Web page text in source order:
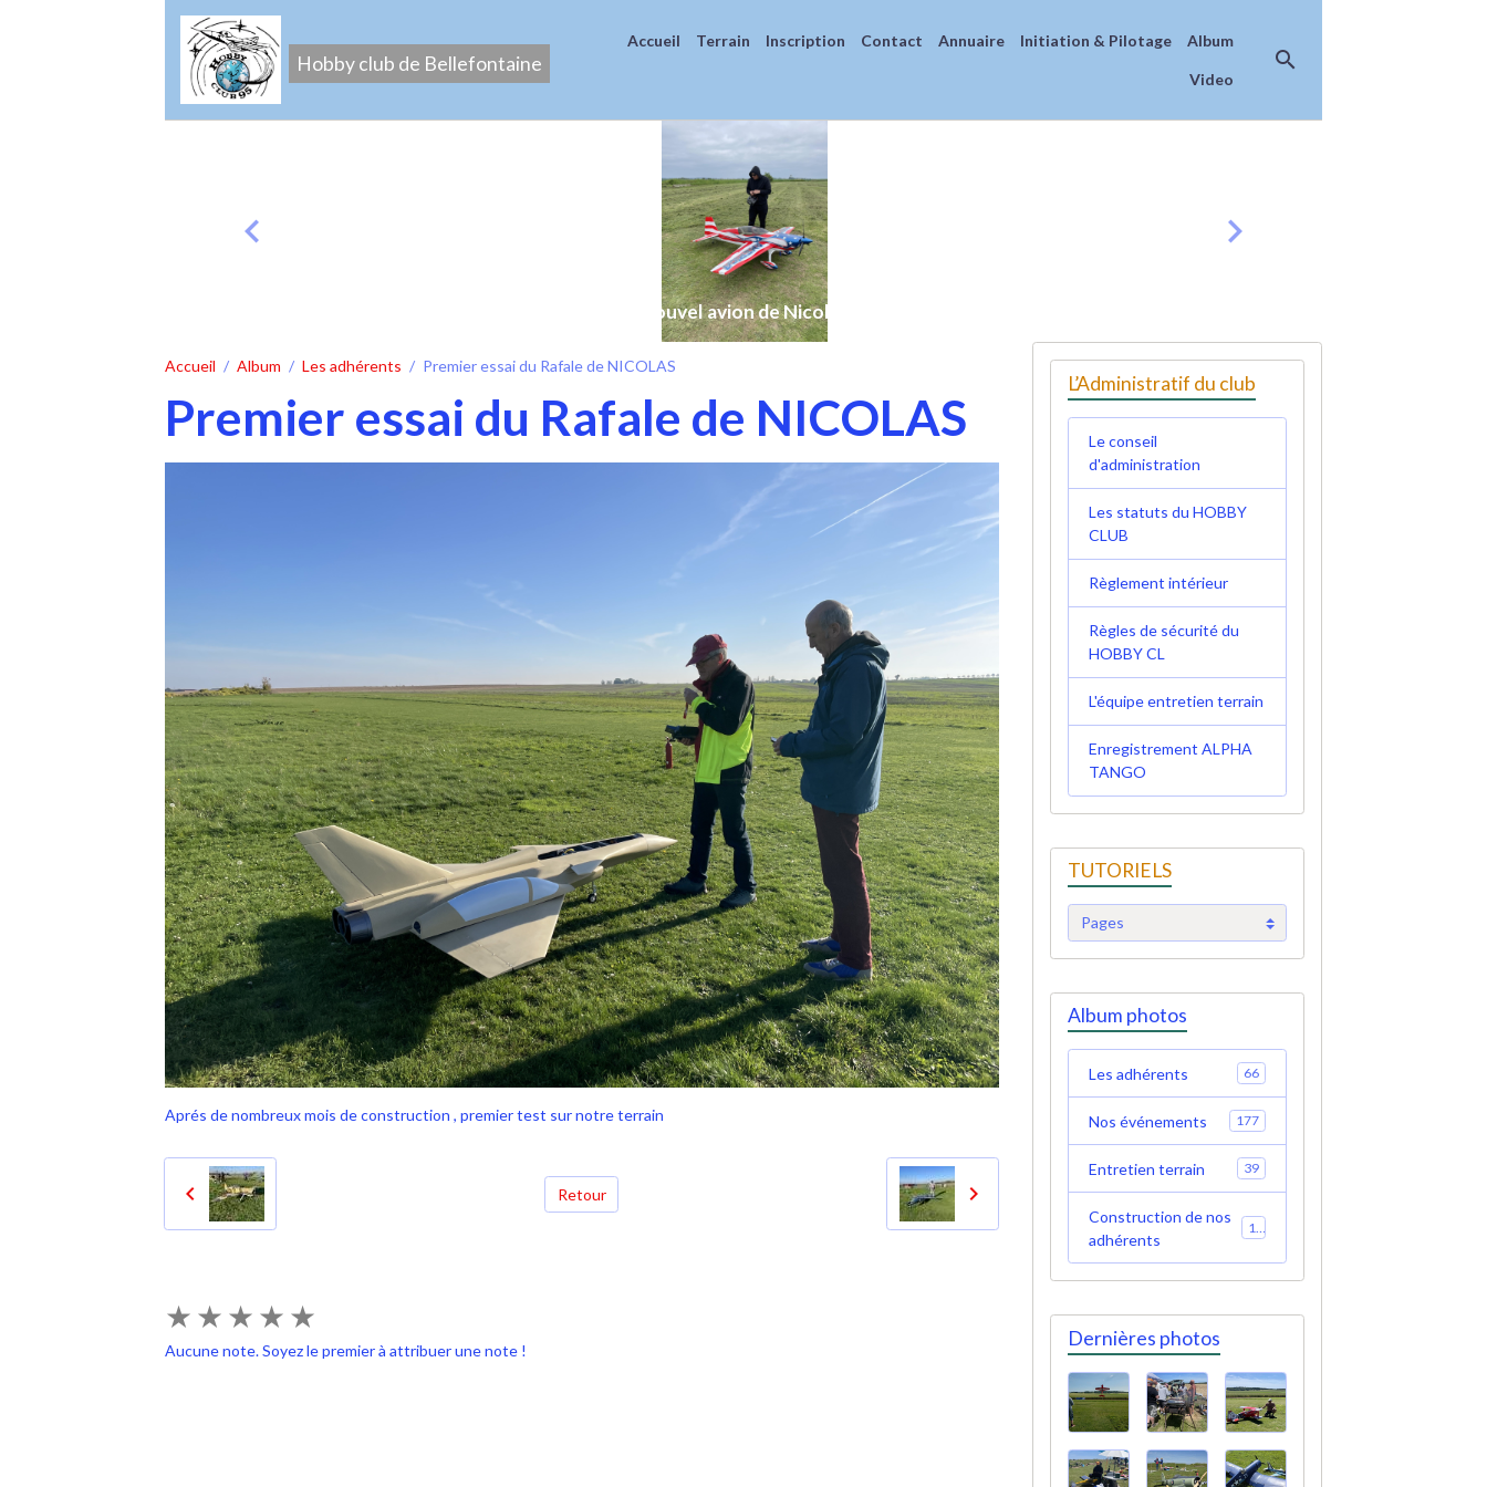
Hobby club de Bellefontaine
Accueil Terrain Inscription Contact Annuaire Initiation & Pilotage Album
Video
Nouvel avion de Nicolas
Accueil Album Les adhérents Premier essai du Rafale de NICOLAS
Premier essai du Rafale de NICOLAS
Aprés de nombreux mois de construction , premier test sur notre terrain
Retour
★ ★ ★ ★ ★
Aucune note. Soyez le premier à attribuer une note !
L’Administratif du club
Le conseil
d'administration
Les statuts du HOBBY
CLUB
Règlement intérieur
Règles de sécurité du
HOBBY CL
L'équipe entretien terrain
Enregistrement ALPHA
TANGO
TUTORIELS
Album photos
Les adhérents 66
Nos événements 177
Entretien terrain 39
Construction de nos
adhérents
Dernières photos